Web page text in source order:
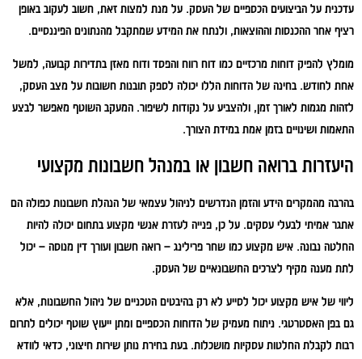
עדכנית על הביצועים הכספיים של העסק. על מנת למצות זאת, חשוב לעקוב באופן
רציף אחר ההכנסות וההוצאות, ולנתח את המידע שמתקבל מהנתונים הפיננסיים.
מומלץ להפיק דוחות מרכזיים כמו דוח רווח והפסד ודוח מאזן בתדירות קבועה, למשל
אחת לחודש. בחינה של הדוחות הללו יכולה לספק תובנות חשובות על מצב העסק,
לזהות מגמות לאורך זמן, ולהצביע על נקודות לשיפור. המעקב השוטף מאפשר לבצע
התאמות ושינויים בזמן אמת במידת הצורך.
היעזרות ברואה חשבון או במנהל חשבונות מקצועי
בהרבה מהמקרים הידע והזמן הנדרשים לניהול עצמאי של הנהלת חשבונות כפולה הם
אתגר אמיתי לבעלי עסקים. על כן, פנייה לעזרת אנשי מקצוע בתחום יכולה להיות
החלטה נבונה. איש מקצוע כמו שחר פרילינג – רואה חשבון ועורך דין מנוסה – יכול
לתת מענה מקיף לצרכים החשבונאיים של העסק.
ליווי של איש מקצוע יכול לסייע לא רק בהיבטים הטכניים של ניהול החשבונות, אלא
גם בפן האסטרטגי. ניתוח מעמיק של הדוחות הכספיים ומתן ייעוץ שוטף יכולים לתרום
רבות לקבלת החלטות עסקיות מושכלות. בעת בחירת נותן שירות חיצוני, כדאי לוודא